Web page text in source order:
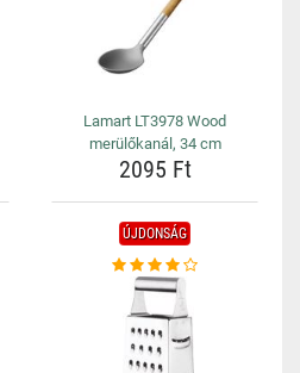
Lamart LT3978 Wood
merülőkanál, 34 cm
2095 Ft
ÚJDONSÁG